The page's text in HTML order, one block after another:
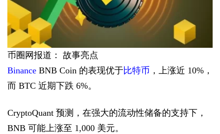
币圈网报道： 故事亮点
BinanceBNB Coin 的表现优于比特币 ，上涨近 10%，
而 BTC 近期下跌 6%。
CryptoQuant 预测，在强大的流动性储备的支持下，
BNB 可能上涨至 1,000 美元。